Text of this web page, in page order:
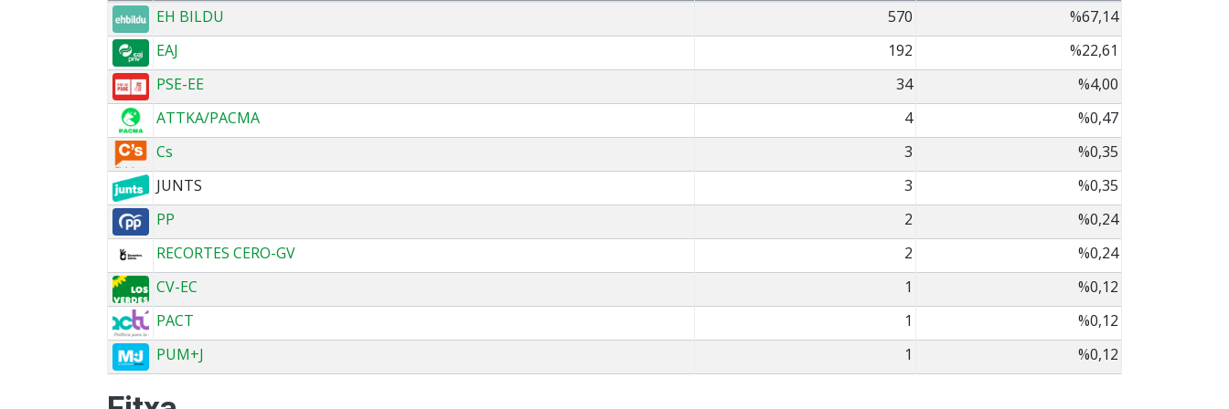
EH BILDU
570
%67,14
EAJ
192
%22,61
PSE-EE
34
%4,00
ATTKA/PACMA
4
%0,47
Cs
3
%0,35
JUNTS
3
%0,35
PP
2
%0,24
RECORTES CERO-GV
2
%0,24
CV-EC
1
%0,12
PACT
1
%0,12
PUM+J
1 %0,12